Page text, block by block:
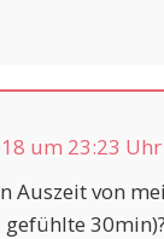
um 23:23 Uhr
Auszeit von
30min)?